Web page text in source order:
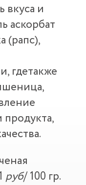
вкуса и
аскорбат
(рапс),
гдетакже
продукта,
руб/ 100 гр.